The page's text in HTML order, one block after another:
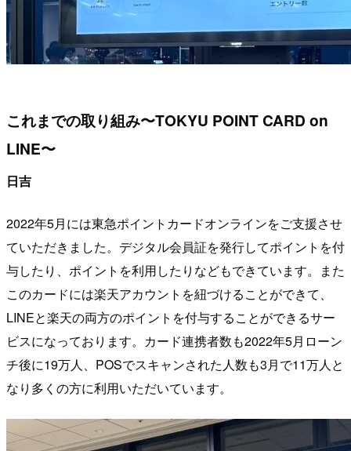
これまでの取り組み〜TOKYU POINT CARD on
LINE〜
日吉
2022年5月には東急ポイントカードオンラインをご支援させ
ていただきました。デジタル会員証を発行してポイントを付
与したり、ポイントを利用したりなどもできています。また
このカードには楽天アカウントを紐づけることができて、
LINEと楽天の両方のポイントを付与することができるサー
ビスになっております。カード連携者数も2022年5月ローン
チ後に19万人、POSでスキャンされた人数も3月で11万人と
なり多くの方に利用いただいています。